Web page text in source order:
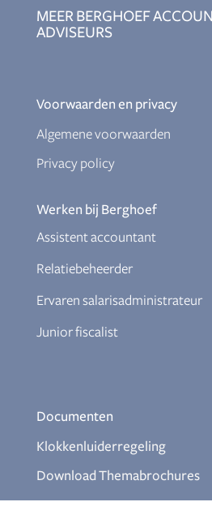
MEER BERGHOEF
ADVISEURS
Voorwaarden en privacy
Algemene voorwaarden
Privacy policy
Werken bij Berghoef
Assistent accountant
Relatiebeheerder
Ervaren salarisadministrateur
Junior fiscalist
Documenten
Klokkenluiderregeling
Download Themabrochures